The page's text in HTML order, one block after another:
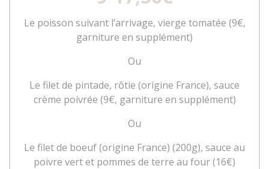
Le poisson suivant l’arrivage, vierge tomatée (9€,
garniture en supplément)
Ou
Le filet de pintade, rôtie (origine France), sauce
crème poivrée (9€, garniture en supplément)
Ou
Le filet de boeuf (origine France) (200g), sauce au
poivre vert et pommes de terre au four (16€)